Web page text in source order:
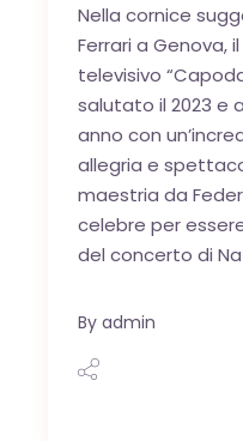
Nella cornice
Ferrari a Genova,
televisivo
salutato il 2023 e
anno con
allegria e
maestria da
celebre per
del concerto di
By admin